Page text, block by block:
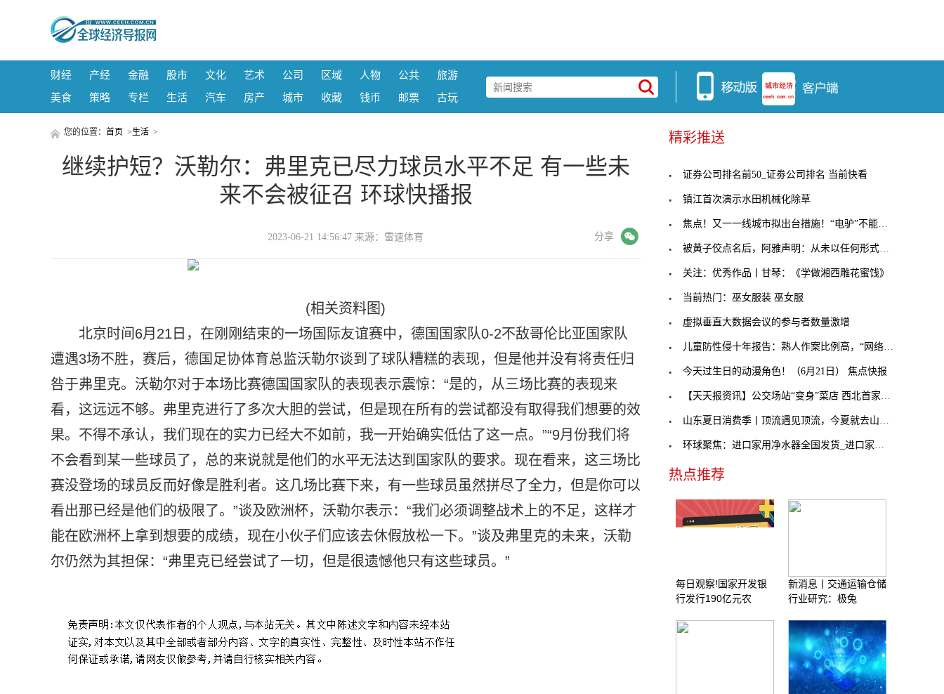
财经 产经 金融 股市 文化 艺术 公司 区域 人物 公共
旅游
美食
策略 专栏 生活 汽车 房产 城市 收藏 钱币 邮票 古玩
您的位置： 首页 >生活 >
继续护短？沃勒尔：弗里克已尽力球员水平不足 有一些未
来不会被征召 环球快播报
2023-06-21 14:56:47 来源：雷速体育 分享
(相关资料图)
北京时间6月21日，在刚刚结束的一场国际友谊赛中，德国国家队0-2不敌哥伦比亚国家队
遭遇3场不胜，赛后，德国足协体育总监沃勒尔谈到了球队糟糕的表现，但是他并没有将责任归
咎于弗里克。沃勒尔对于本场比赛德国国家队的表现表示震惊：“是的，从三场比赛的表现来
看，这远远不够。弗里克进行了多次大胆的尝试，但是现在所有的尝试都没有取得我们想要的效
果。不得不承认，我们现在的实力已经大不如前，我一开始确实低估了这一点。”“9月份我们将
不会看到某一些球员了，总的来说就是他们的水平无法达到国家队的要求。现在看来，这三场比
赛没登场的球员反而好像是胜利者。这几场比赛下来，有一些球员虽然拼尽了全力，但是你可以
看出那已经是他们的极限了。”谈及欧洲杯，沃勒尔表示：“我们必须调整战术上的不足，这样才
能在欧洲杯上拿到想要的成绩，现在小伙子们应该去休假放松一下。”谈及弗里克的未来，沃勒
尔仍然为其担保：“弗里克已经尝试了一切，但是很遗憾他只有这些球员。”
精彩推送
证券公司排名前50_证劵公司排名 当前快看
镇江首次演示水田机械化除草
焦点！又一一线城市拟出台措施！“电驴”不能随意骑
被黄子佼点名后，阿雅声明：从未以任何形式使用违禁
关注：优秀作品丨甘琴：《学做湘西雕花蜜饯》
当前热门：巫女服装 巫女服
虚拟垂直大数据会议的参与者数量激增
儿童防性侵十年报告：熟人作案比例高，“网络性侵”
今天过生日的动漫角色！（6月21日） 焦点快报
【天天报资讯】公交场站“变身”菜店 西北首家“公
山东夏日消费季丨顶流遇见顶流，今夏就去山东_天天
环球聚焦：进口家用净水器全国发货_进口家用净水器
热点推荐
每日观察!国家开发银
行发行190亿元农
新消息丨交通运输仓储
行业研究：极兔